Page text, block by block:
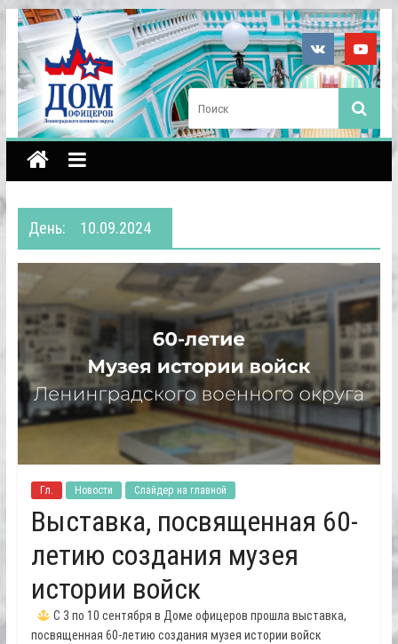
День: 10.09.2024
Гл. Новости Слайдер на главной
Выставка, посвященная 60-
летию создания музея
истории войск
С 3 по 10 сентября в Доме офицеров прошла выставка,
посвященная 60-летию создания музея истории войск